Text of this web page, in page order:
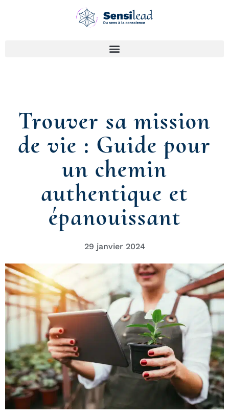
Trouver sa mission
de vie : Guide pour
un chemin
authentique et
épanouissant
29 janvier 2024